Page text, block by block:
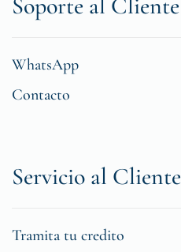
Soporte al Cliente
WhatsApp
Contacto
Servicio al Cliente
Tramita tu credito